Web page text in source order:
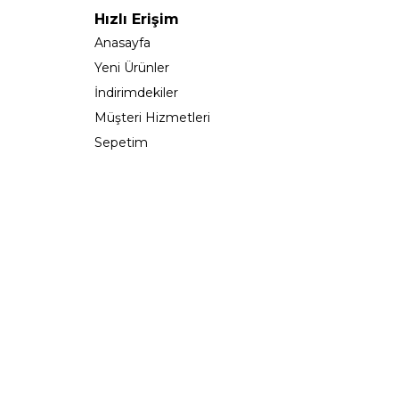
Hızlı Erişim
Anasayfa
Yeni Ürünler
İndirimdekiler
Müşteri Hizmetleri
Sepetim